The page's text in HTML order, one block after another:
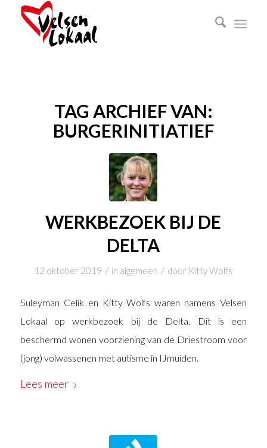
TAG ARCHIEF VAN:
BURGERINITIATIEF
WERKBEZOEK BIJ DE
DELTA
12 oktober 2019 / in algemeen / door Kitty Wolfs
Suleyman Celik en Kitty Wolfs waren namens Velsen
Lokaal op werkbezoek bij de Delta. Dit is een
beschermd wonen voorziening van de Driestroom voor
(jong) volwassenen met autisme in IJmuiden.
Lees meer